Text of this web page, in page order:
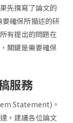
先撰寫了論文的
確保所描述的研
有提出的問題在
關鍵是需要確保
服務
Statement)。
。建議各位論文